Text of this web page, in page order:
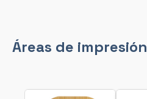
Áreas de impresión